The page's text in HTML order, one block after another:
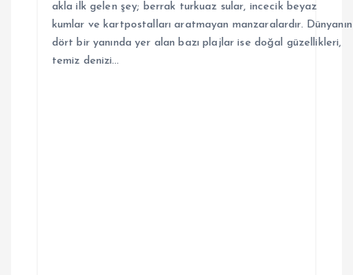
akla ilk gelen şey; berrak turkuaz sular, incecik beyaz
kumlar ve kartpostalları aratmayan manzaralardır. Dünyanın
dört bir yanında yer alan bazı plajlar ise doğal güzellikleri,
temiz denizi…